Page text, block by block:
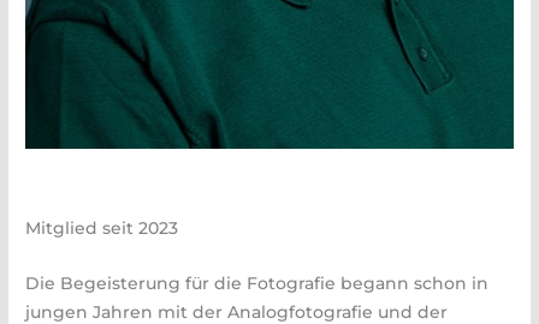
Mitglied seit 2023
Die Begeisterung für die Fotografie begann schon in
jungen Jahren mit der Analogfotografie und der